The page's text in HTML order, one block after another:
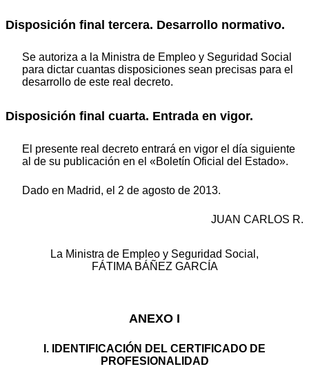
Disposición final tercera. Desarrollo normativo.
Se autoriza a la Ministra de Empleo y Seguridad Social
para dictar cuantas disposiciones sean precisas para el
desarrollo de este real decreto.
Disposición final cuarta. Entrada en vigor.
El presente real decreto entrará en vigor el día siguiente
al de su publicación en el «Boletín Oficial del Estado».
Dado en Madrid, el 2 de agosto de 2013.
JUAN CARLOS R.
La Ministra de Empleo y Seguridad Social,
FÁTIMA BÁÑEZ GARCÍA
ANEXO I
I. IDENTIFICACIÓN DEL CERTIFICADO DE
PROFESIONALIDAD